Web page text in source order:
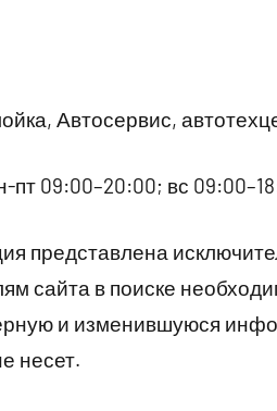
Автосервис,
пт 09:00–20:00; вс
представлена
сайта в поиске
и изменившуюся
несет.